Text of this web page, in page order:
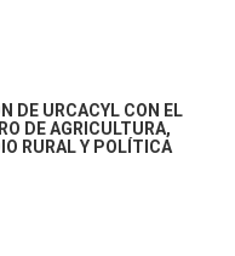
DE URCACYL CON EL
DE AGRICULTURA,
RURAL Y POLÍTICA